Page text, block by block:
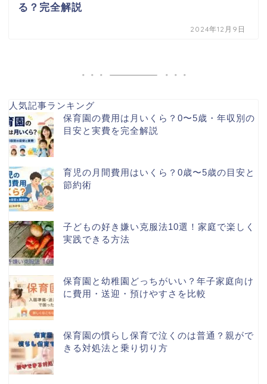
る？完全解説
2024年12月9日
人気記事ランキング
保育園の費用は月いくら？0〜5歳・年収別の
目安と実費を完全解説
育児の月間費用はいくら？0歳〜5歳の目安と
節約術
子どもの好き嫌い克服法10選！家庭で楽しく
実践できる方法
保育園と幼稚園どっちがいい？年子家庭向け
に費用・送迎・預けやすさを比較
保育園の慣らし保育で泣くのは普通？親がで
きる対処法と乗り切り方